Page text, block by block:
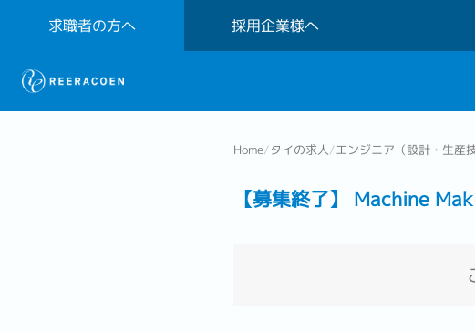
求職者の方へ 採用企業様へ
Home/タイの求人/エンジニア（設計・生産
【募集終了】 Machine